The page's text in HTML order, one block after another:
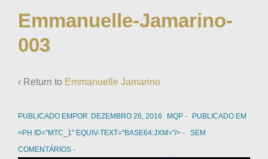
Emmanuelle-Jamarino-
003
‹ Return to Emmanuelle Jamarino
PUBLICADO EMPOR DEZEMBRO 26, 2016 MQP
PUBLICADO EM
<PH ID="MTC_1" EQUIV-TEXT="BASE64:JXM="/>
SEM
COMENTÁRIOS